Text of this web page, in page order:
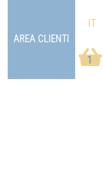
1
AREA CLIENTI
IT